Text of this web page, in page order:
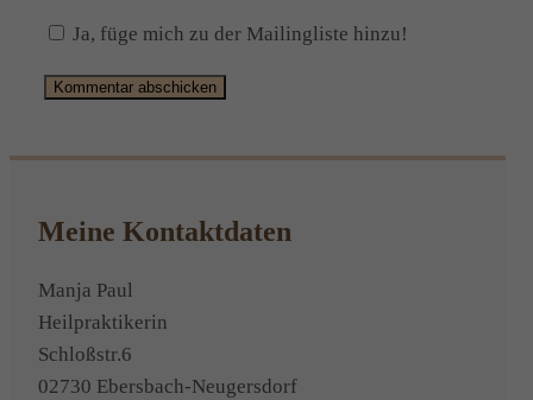
Ja, füge mich zu der Mailingliste hinzu!
Meine Kontaktdaten
Manja Paul
Heilpraktikerin
Schloßstr.6
02730 Ebersbach-Neugersdorf